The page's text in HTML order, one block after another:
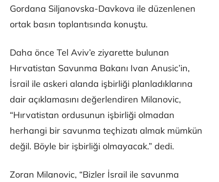
Gordana Siljanovska-Davkova ile düzenlenen
ortak basın toplantısında konuştu.
Daha önce Tel Aviv’e ziyarette bulunan
Hırvatistan Savunma Bakanı Ivan Anusic’in,
İsrail ile askeri alanda işbirliği planladıklarına
dair açıklamasını değerlendiren Milanovic,
“Hırvatistan ordusunun işbirliği olmadan
herhangi bir savunma teçhizatı almak mümkün
değil. Böyle bir işbirliği olmayacak.” dedi.
Zoran Milanovic, “Bizler İsrail ile savunma